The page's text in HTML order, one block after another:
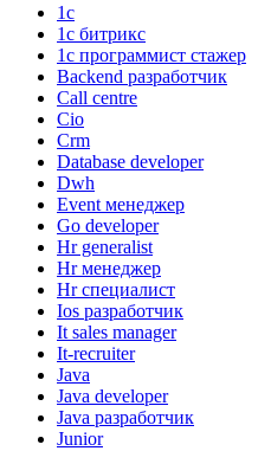
1с
1с битрикс
1с программист стажер
Backend разработчик
Call centre
Cio
Crm
Database developer
Dwh
Event менеджер
Go developer
Hr generalist
Hr менеджер
Hr специалист
Ios разработчик
It sales manager
It-recruiter
Java
Java developer
Java разработчик
Junior